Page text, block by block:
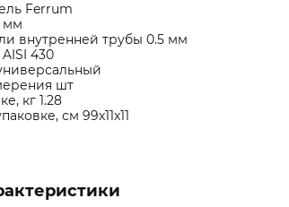
Ferrum
мм
внутренней трубы 0.5 мм
430
шт
кг 1.28
см 99x11x11